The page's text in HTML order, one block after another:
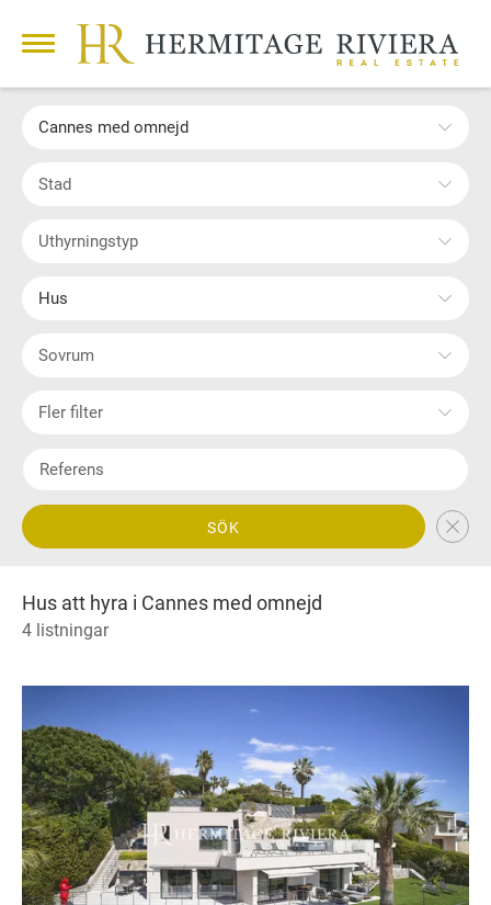
Cannes med omnejd
Stad
Uthyrningstyp
Hus
Sovrum
Fler filter
SÖK
Hus att hyra i Cannes med omnejd
4 listningar